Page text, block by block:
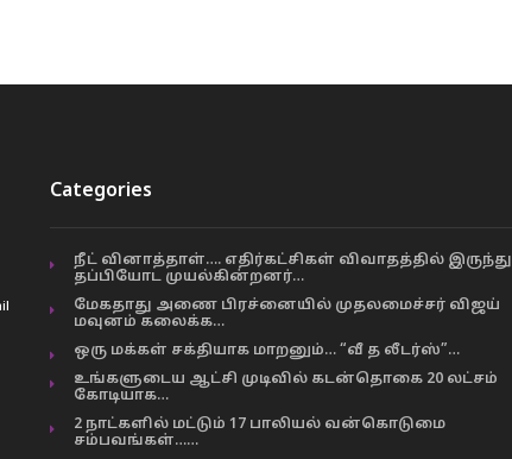
Categories
நீட் வினாத்தாள்…. எதிர்கட்சிகள் விவாதத்தில் இருந்து
தப்பியோட முயல்கின்றனர்…
மேகதாது அணை பிரச்னையில் முதலமைச்சர் விஜய்
மவுனம் கலைக்க…
ஒரு மக்கள் சக்தியாக மாறனும்… “வீ த லீடர்ஸ்”…
உங்களுடைய ஆட்சி முடிவில் கடன்தொகை 20 லட்சம்
கோடியாக…
2 நாட்களில் மட்டும் 17 பாலியல் வன்கொடுமை
சம்பவங்கள்……